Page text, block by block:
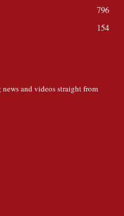
796
154
and videos straight from